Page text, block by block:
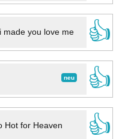
made you love me
👍
neu
👍
Hot for Heaven
👍